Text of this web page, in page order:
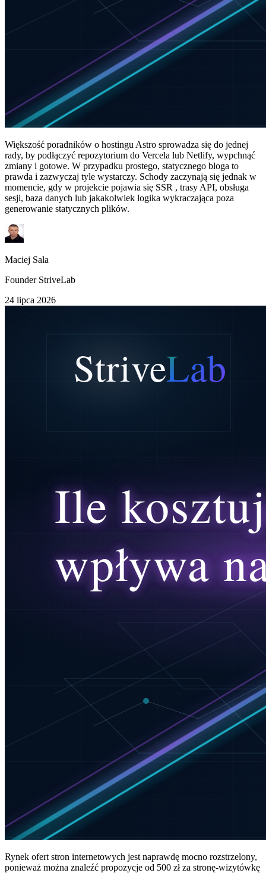
Większość poradników o hostingu Astro sprowadza się do jednej
rady, by podłączyć repozytorium do Vercela lub Netlify, wypchnąć
zmiany i gotowe. W przypadku prostego, statycznego bloga to
prawda i zazwyczaj tyle wystarczy. Schody zaczynają się jednak w
momencie, gdy w projekcie pojawia się SSR , trasy API, obsługa
sesji, baza danych lub jakakolwiek logika wykraczająca poza
generowanie statycznych plików.
Maciej Sala
Founder StriveLab
24 lipca 2026
Rynek ofert stron internetowych jest naprawdę mocno rozstrzelony,
ponieważ można znaleźć propozycje od 500 zł za stronę-wizytówkę